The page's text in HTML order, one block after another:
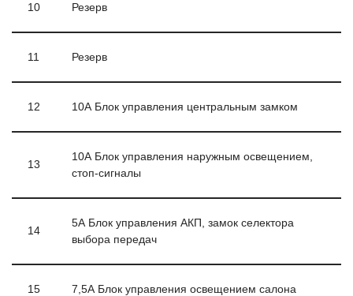
10 Резерв
11 Резерв
12 10А Блок управления центральным замком
13
10А Блок управления наружным освещением,
стоп-сигналы
14
5А Блок управления АКП, замок селектора
выбора передач
15 7,5А Блок управления освещением салона